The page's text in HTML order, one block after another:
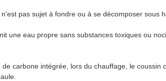
pas sujet à fondre ou à se décomposer
une eau propre sans substances toxiques ou
de carbone intégrée, lors du chauffage, le